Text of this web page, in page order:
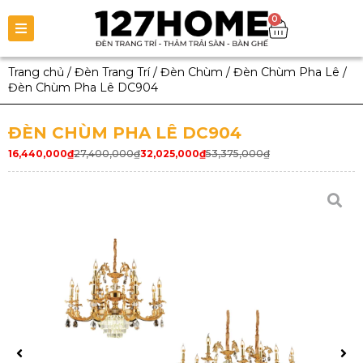
0
Trang chủ / Đèn Trang Trí/ Đèn Chùm / Đèn Chùm Pha Lê /
Đèn Chùm Pha Lê DC904
ĐÈN CHÙM PHA LÊ DC904
27,400,000₫
16,440,000₫ 53,375,000₫
32,025,000₫